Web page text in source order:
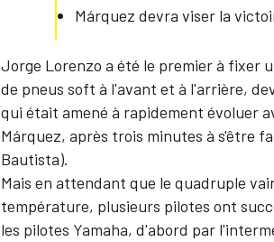
Márquez devra viser la
Jorge Lorenzo a été le premier à fixer
de pneus soft à l'avant et à l'arrière,
qui était amené à rapidement évoluer
Márquez, après trois minutes à s'être
Bautista).
Mais en attendant que le quadruple
température, plusieurs pilotes ont
les pilotes Yamaha, d'abord par